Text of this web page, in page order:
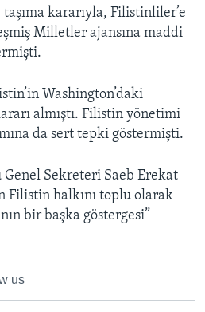
kararıyla, Filistinliler’e
Milletler ajansına maddi
Washington’daki
almıştı. Filistin yönetimi
da sert tepki göstermişti.
Sekreteri Saeb Erekat
Filistin halkını toplu olarak
bir başka göstergesi”
us